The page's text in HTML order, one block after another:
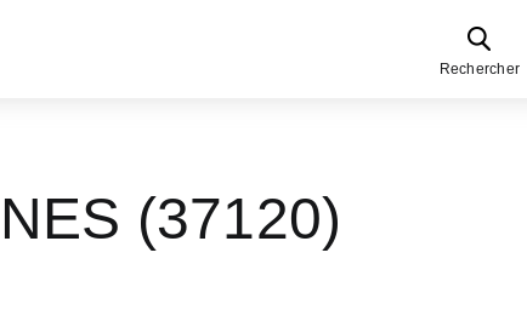
Rechercher
(37120)